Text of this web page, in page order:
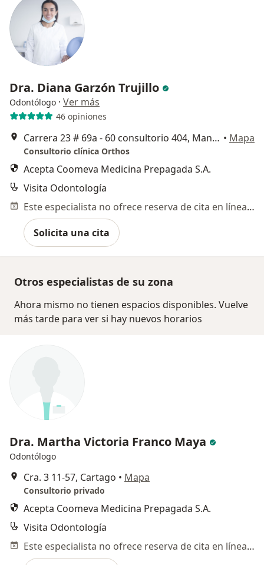
Dra. Diana Garzón Trujillo
Odontólogo · Ver más
46 opiniones
Carrera 23 # 69a - 60 consultorio 404, Manizales • Mapa
Consultorio clínica Orthos
Acepta Coomeva Medicina Prepagada S.A.
Visita Odontología
Este especialista no ofrece reserva de cita en línea en esta dirección.
Solicita una cita
Otros especialistas de su zona
Ahora mismo no tienen espacios disponibles. Vuelve
más tarde para ver si hay nuevos horarios
Dra. Martha Victoria Franco Maya
Odontólogo
Cra. 3 11-57, Cartago • Mapa
Consultorio privado
Acepta Coomeva Medicina Prepagada S.A.
Visita Odontología
Este especialista no ofrece reserva de cita en línea en esta dirección.